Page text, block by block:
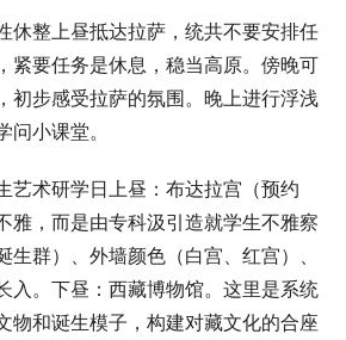
休整上昼抵达拉萨，统共不要安排任
紧要任务是休息，稳当高原。傍晚可
初步感受拉萨的氛围。晚上进行浮浅
问小课堂。
艺术研学日上昼：布达拉宫（预约
雅，而是由专科汲引造就学生不雅察
生群）、外墙颜色（白宫、红宫）、
入。下昼：西藏博物馆。这里是系统
物和诞生模子，构建对藏文化的合座